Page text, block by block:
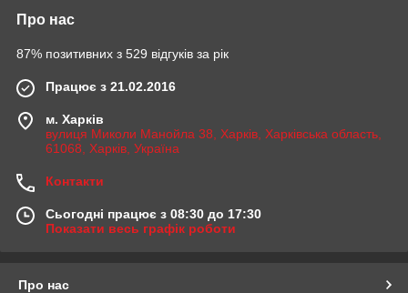
Про нас
87% позитивних з 529 відгуків за рік
Працює з 21.02.2016
м. Харків
вулиця Миколи Манойла 38, Харків, Харківська область,
61068, Харків, Україна
Контакти
Сьогодні працює з 08:30 до 17:30
Показати весь графік роботи
Про нас